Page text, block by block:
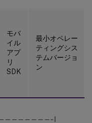
モバ
イル
アプ
リ
SDK
最小オペレー
ティングシス
テムバージョ
ン
|